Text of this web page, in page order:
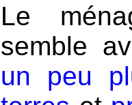
Le
semble
un peu